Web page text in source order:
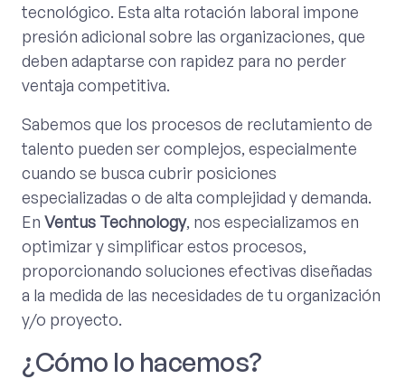
tecnológico. Esta alta rotación laboral impone
presión adicional sobre las organizaciones, que
deben adaptarse con rapidez para no perder
ventaja competitiva.
Sabemos que los procesos de reclutamiento de
talento pueden ser complejos, especialmente
cuando se busca cubrir posiciones
especializadas o de alta complejidad y demanda.
En Ventus Technology, nos especializamos en
optimizar y simplificar estos procesos,
proporcionando soluciones efectivas diseñadas
a la medida de las necesidades de tu organización
y/o proyecto.
¿Cómo lo hacemos?